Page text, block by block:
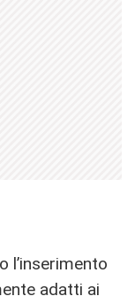
l’inserimento
adatti ai